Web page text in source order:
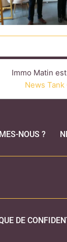
Immo Matin
News Tank
NOUS ?
DE